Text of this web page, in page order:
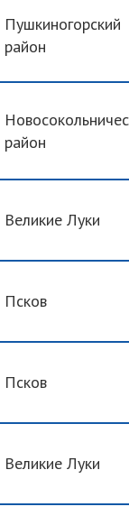
Пушкиногорский
район
район
Великие Луки
Псков
Псков
Великие Луки